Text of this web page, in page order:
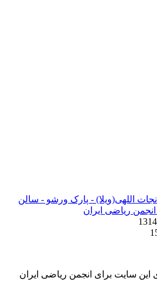
نجات اللهی(ویلا) - پارک ورشو - سالن
ریاضی ایران
این سایت برای انجمن ریاضی ایران